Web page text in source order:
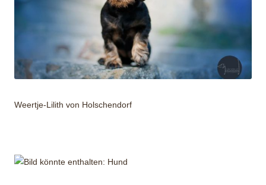
Weertje-Lilith von Holschendorf